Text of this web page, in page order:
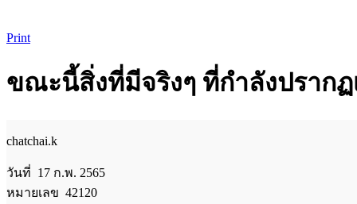
Print
ขณะนี้สิ่งที่มีจริงๆ ที่กำลังปราก
chatchai.k
วันที่ 17 ก.พ. 2565
หมายเลข 42120